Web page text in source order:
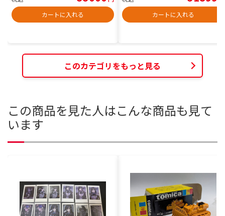
カートに入れる
カートに入れる
このカテゴリをもっと見る
この商品を見た人はこんな商品も見て
います